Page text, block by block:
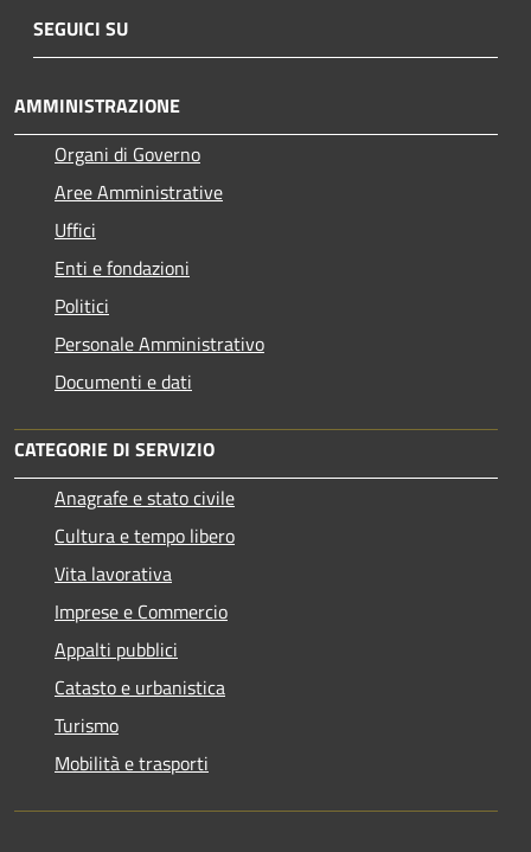
SEGUICI SU
AMMINISTRAZIONE
Organi di Governo
Aree Amministrative
Uffici
Enti e fondazioni
Politici
Personale Amministrativo
Documenti e dati
CATEGORIE DI SERVIZIO
Anagrafe e stato civile
Cultura e tempo libero
Vita lavorativa
Imprese e Commercio
Appalti pubblici
Catasto e urbanistica
Turismo
Mobilità e trasporti